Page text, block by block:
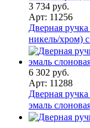
3 734 руб.
Арт: 11256
Дверная
никель/хром)
6 302 руб.
Арт: 11288
Дверная
эмаль